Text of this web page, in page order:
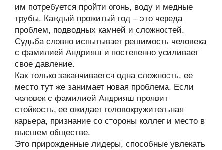
им потребуется пройти огонь, воду и медные
трубы. Каждый прожитый год – это череда
проблем, подводных камней и сложностей.
Судьба словно испытывает решимость человека
с фамилией Андрияш и постепенно усиливает
свое давление.
Как только заканчивается одна сложность, ее
место тут же занимает новая проблема. Если
человек с фамилией Андрияш проявит
стойкость, ее ожидает головокружительная
карьера, признание со стороны коллег и место в
высшем обществе.
Это прирожденные лидеры, способные увлекать